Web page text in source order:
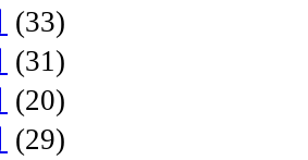
(33)
(31)
(20)
(29)